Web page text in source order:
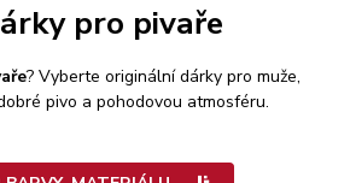
pro pivaře
? Vyberte originální dárky pro muže,
pivo a pohodovou atmosféru.